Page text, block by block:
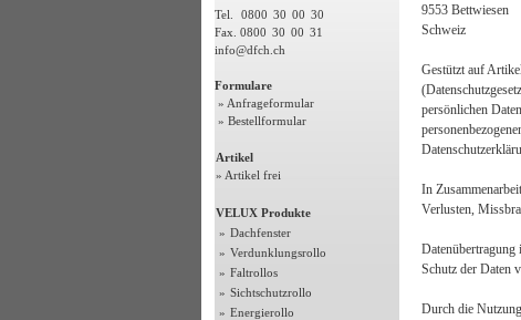
Tel. 0800 30 00 30
Fax. 0800 30 00 31
info@dfch.ch
Formulare
» Anfrageformular
» Bestellformular
Artikel
» Artikel frei
VELUX Produkte
» Dachfenster
» Verdunklungsrollo
» Faltrollos
» Sichtschutzrollo
» Energierollo
9553 Bettwiesen
Schweiz
Gestützt auf
persönlichen
In
Verlusten,
Schutz der Daten
Durch die